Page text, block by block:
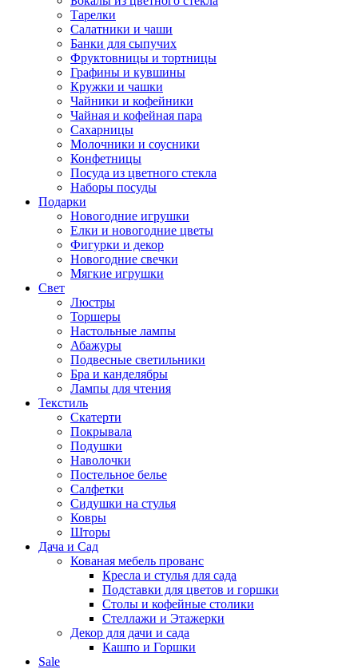
Тарелки
Салатники и чаши
Банки для сыпучих
Фруктовницы и тортницы
Графины и кувшины
Кружки и чашки
Чайники и кофейники
Чайная и кофейная пара
Сахарницы
Молочники и соусники
Конфетницы
Посуда из цветного стекла
Наборы посуды
Подарки
Новогодние игрушки
Елки и новогодние цветы
Фигурки и декор
Новогодние свечки
Мягкие игрушки
Свет
Люстры
Торшеры
Настольные лампы
Абажуры
Подвесные светильники
Бра и канделябры
Лампы для чтения
Текстиль
Скатерти
Покрывала
Подушки
Наволочки
Постельное белье
Салфетки
Сидушки на стулья
Ковры
Шторы
Дача и Сад
Кованая мебель прованс
Кресла и стулья для сада
Подставки для цветов и горшки
Столы и кофейные столики
Стеллажи и Этажерки
Декор для дачи и сада
Кашпо и Горшки
Sale